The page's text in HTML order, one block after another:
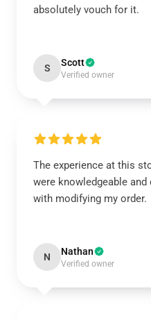
absolutely vouch for it.
S Scott
Verified owner
The experience at this
were knowledgeable
with modifying my order.
N Nathan
Verified owner